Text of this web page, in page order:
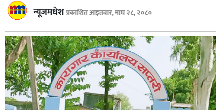
गण्डकी
बागमती
कर्णाली
सुदूरपश्चिम
मधेश
विशेष
न्यूजमधेशप्रकाशित आइतबार, माघ २८, २०८०